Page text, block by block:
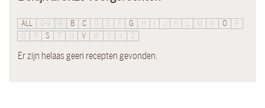
ALL 0-9 A B C D E F G H K M N O
P
Q
R S T U V X Y Z
Er zijn helaas geen recepten gevonden.